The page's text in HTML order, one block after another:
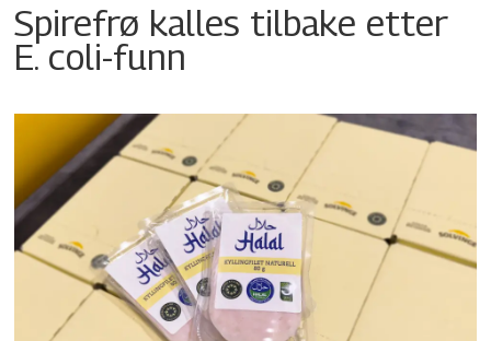
Spirefrø kalles tilbake etter
E. coli-funn